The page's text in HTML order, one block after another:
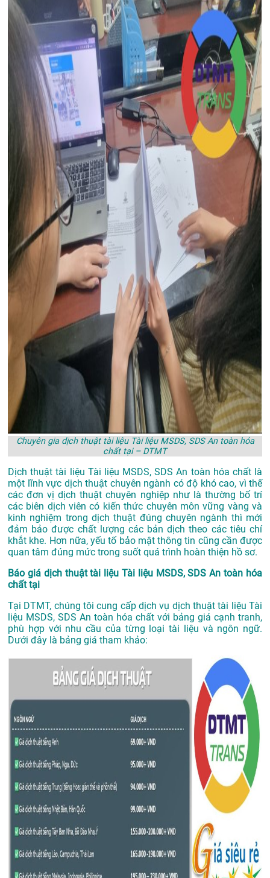
Chuyên gia dịch thuật tài liệu Tài liệu MSDS, SDS An toàn hóa
chất tại – DTMT
Dịch thuật tài liệu Tài liệu MSDS, SDS An toàn hóa chất là
một lĩnh vực dịch thuật chuyên ngành có độ khó cao, vì thế
các đơn vị dịch thuật chuyên nghiệp như là thường bố trí
các biên dịch viên có kiến thức chuyên môn vững vàng và
kinh nghiệm trong dịch thuật đúng chuyên ngành thì mới
đảm bảo được chất lượng các bản dịch theo các tiêu chí
khắt khe. Hơn nữa, yếu tố bảo mật thông tin cũng cần được
quan tâm đúng mức trong suốt quá trình hoàn thiện hồ sơ.
Báo giá dịch thuật tài liệu Tài liệu MSDS, SDS An toàn hóa
chất tại
Tại DTMT, chúng tôi cung cấp dịch vụ dịch thuật tài liệu Tài
liệu MSDS, SDS An toàn hóa chất với bảng giá cạnh tranh,
phù hợp với nhu cầu của từng loại tài liệu và ngôn ngữ.
Dưới đây là bảng giá tham khảo: